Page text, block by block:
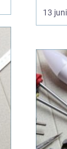
en
som
og
13